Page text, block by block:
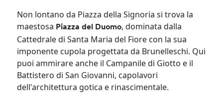
Non lontano da Piazza della Signoria si trova la
maestosa Piazza del Duomo, dominata dalla
Cattedrale di Santa Maria del Fiore con la sua
imponente cupola progettata da Brunelleschi. Qui
puoi ammirare anche il Campanile di Giotto e il
Battistero di San Giovanni, capolavori
dell'architettura gotica e rinascimentale.